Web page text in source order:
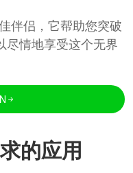
伴侣，它帮助您突破
尽情地享受这个无界
的应用